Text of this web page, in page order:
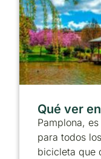
Qué ver
Pamplona,
para todos
bicicleta que